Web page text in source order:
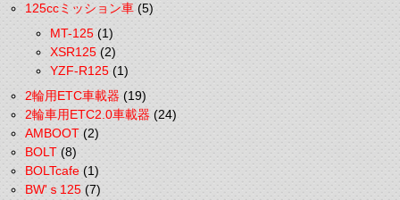
125ccミッション車(5)
MT-125(1)
XSR125(2)
YZF-R125(1)
2輪用ETC車載器(19)
2輪車用ETC2.0車載器(24)
AMBOOT(2)
BOLT(8)
BOLTcafe(1)
BW'ｓ125(7)